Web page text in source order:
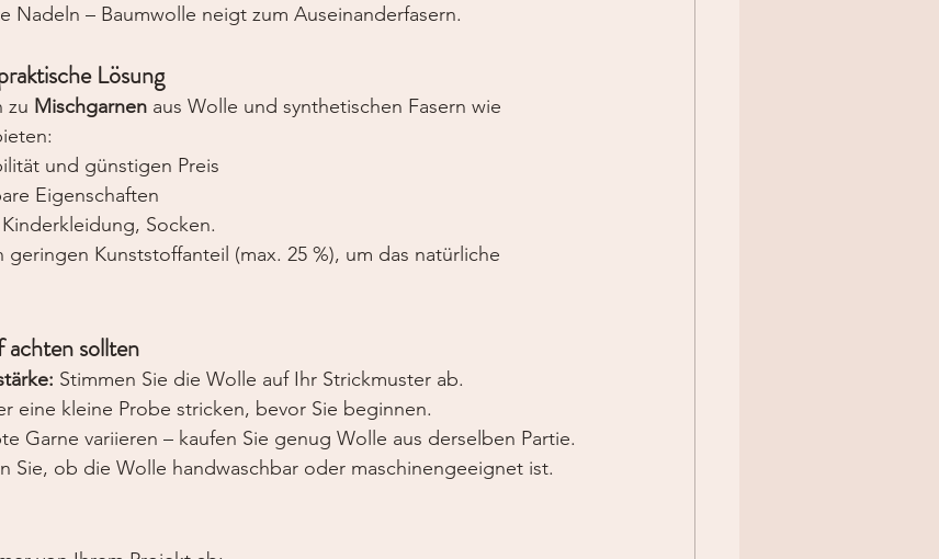
Nadeln – Baumwolle neigt zum Auseinanderfasern.
Lösung
zu Mischgarnen aus Wolle und synthetischen Fasern wie
und günstigen Preis
Eigenschaften
Socken.
Kunststoffanteil (max. 25 %), um das natürliche
achten sollten
Stimmen Sie die Wolle auf Ihr Strickmuster ab.
eine kleine Probe stricken, bevor Sie beginnen.
Garne variieren – kaufen Sie genug Wolle aus derselben Partie.
Sie, ob die Wolle handwaschbar oder maschinengeeignet ist.